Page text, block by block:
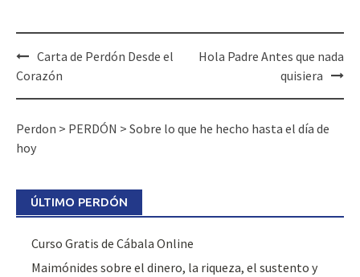
Post
navigation
Carta de Perdón Desde el
Corazón
Hola Padre Antes que nada
quisiera
Perdon > PERDÓN > Sobre lo que he hecho hasta el día de
hoy
ÚLTIMO PERDÓN
Curso Gratis de Cábala Online
Maimónides sobre el dinero, la riqueza, el sustento y